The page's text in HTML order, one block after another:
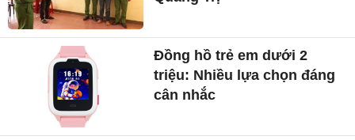
Đồng hồ trẻ em dưới 2
triệu: Nhiều lựa chọn đáng
cân nhắc